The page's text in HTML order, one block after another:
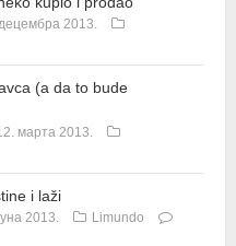
2013.
(a da to bude
марта 2013.
i laži
2013.
Limundo